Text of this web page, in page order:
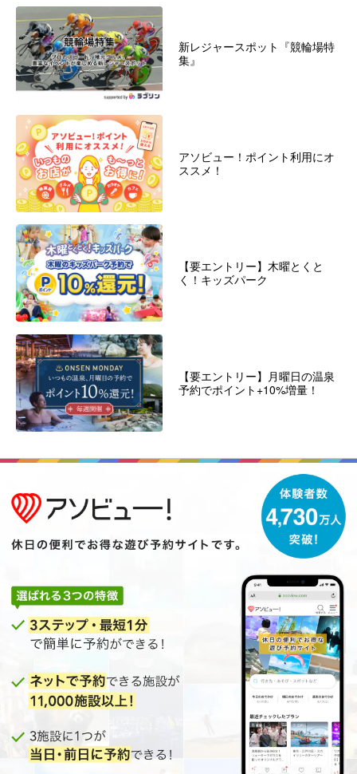
新レジャースポット『競輪場特
集』
アソビュー！ポイント利用にオ
ススメ！
【要エントリー】木曜とくと
く！キッズパーク
【要エントリー】月曜日の温泉
予約でポイント+10%増量！